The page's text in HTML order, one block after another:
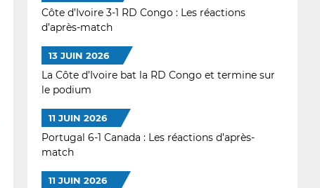
Côte d’Ivoire 3-1 RD Congo : Les réactions
d’après-match
13 JUIN 2026
La Côte d’Ivoire bat la RD Congo et termine sur
le podium
11 JUIN 2026
Portugal 6-1 Canada : Les réactions d’après-
match
11 JUIN 2026